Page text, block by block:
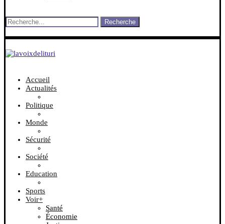
Recherche
Accueil
Actualités
Politique
Monde
Sécurité
Société
Education
Sports
Voir+
Santé
Économie